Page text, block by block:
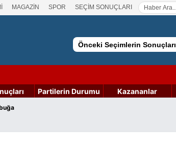
MAGAZİN SPOR SEÇİM SONUÇLARI
Önceki Seçimlerin Sonuçları
Partilerin Durumu Kazananlar